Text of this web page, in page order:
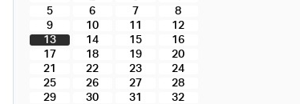
5
6 7
8
9
10 11
12
13
14 15
16
17
18 19
20
21
22 23
24
25
26 27
28
29
30 31
32